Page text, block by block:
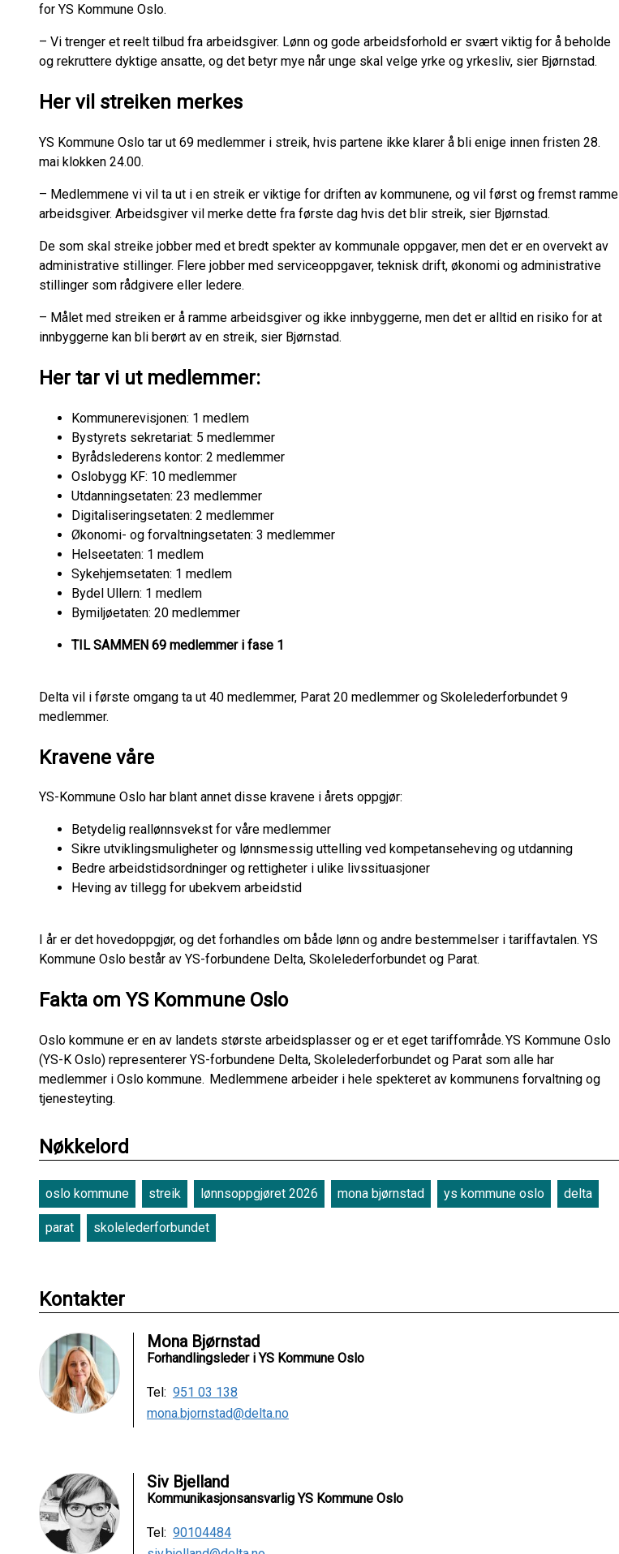
for YS Kommune Oslo.
– Vi trenger et reelt tilbud fra arbeidsgiver. Lønn og gode arbeidsforhold er svært viktig for å beholde
og rekruttere dyktige ansatte, og det betyr mye når unge skal velge yrke og yrkesliv, sier Bjørnstad.
Her vil streiken merkes
YS Kommune Oslo tar ut 69 medlemmer i streik, hvis partene ikke klarer å bli enige innen fristen 28.
mai klokken 24.00.
– Medlemmene vi vil ta ut i en streik er viktige for driften av kommunene, og vil først og fremst ramme
arbeidsgiver. Arbeidsgiver vil merke dette fra første dag hvis det blir streik, sier Bjørnstad.
De som skal streike jobber med et bredt spekter av kommunale oppgaver, men det er en overvekt av
administrative stillinger. Flere jobber med serviceoppgaver, teknisk drift, økonomi og administrative
stillinger som rådgivere eller ledere.
– Målet med streiken er å ramme arbeidsgiver og ikke innbyggerne, men det er alltid en risiko for at
innbyggerne kan bli berørt av en streik, sier Bjørnstad.
Her tar vi ut medlemmer:
Kommunerevisjonen: 1 medlem
Bystyrets sekretariat: 5 medlemmer
Byrådslederens kontor: 2 medlemmer
Oslobygg KF: 10 medlemmer
Utdanningsetaten: 23 medlemmer
Digitaliseringsetaten: 2 medlemmer
Økonomi- og forvaltningsetaten: 3 medlemmer
Helseetaten: 1 medlem
Sykehjemsetaten: 1 medlem
Bydel Ullern: 1 medlem
Bymiljøetaten: 20 medlemmer
TIL SAMMEN 69 medlemmer i fase 1
Delta vil i første omgang ta ut 40 medlemmer, Parat 20 medlemmer og Skolelederforbundet 9
medlemmer.
Kravene våre
YS-Kommune Oslo har blant annet disse kravene i årets oppgjør:
Betydelig reallønnsvekst for våre medlemmer
Sikre utviklingsmuligheter og lønnsmessig uttelling ved kompetanseheving og utdanning
Bedre arbeidstidsordninger og rettigheter i ulike livssituasjoner
Heving av tillegg for ubekvem arbeidstid
I år er det hovedoppgjør, og det forhandles om både lønn og andre bestemmelser i tariffavtalen. YS
Kommune Oslo består av YS-forbundene Delta, Skolelederforbundet og Parat.
Fakta om YS Kommune Oslo
Oslo kommune er en av landets største arbeidsplasser og er et eget tariffområde. YS Kommune Oslo
(YS-K Oslo) representerer YS-forbundene Delta, Skolelederforbundet og Parat som alle har
medlemmer i Oslo kommune. Medlemmene arbeider i hele spekteret av kommunens forvaltning og
tjenesteyting.
Nøkkelord
oslo kommune streik lønnsoppgjøret 2026 mona bjørnstad ys kommune oslo delta
parat skolelederforbundet
Kontakter
Mona Bjørnstad
Forhandlingsleder i YS Kommune Oslo
Tel: 951 03 138
mona.bjornstad@delta.no
Siv Bjelland
Kommunikasjonsansvarlig YS Kommune Oslo
Tel: 90104484